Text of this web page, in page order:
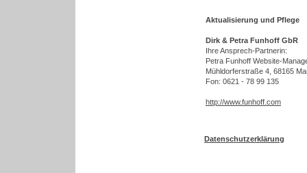
Aktualisierung und Pflege
Dirk & Petra Funhoff GbR
Ihre Ansprech-Partnerin:
Petra Funhoff Website-
Mühldorferstraße 4, 68165
Fon: 0621 - 78 99 135
http://www.funhoff.com
Datenschutzerklärung